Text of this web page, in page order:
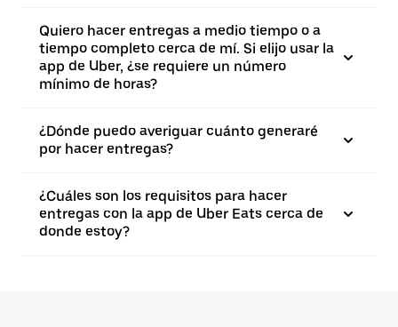
Quiero hacer entregas a medio tiempo o a
tiempo completo cerca de mí. Si elijo usar la
app de Uber, ¿se requiere un número
mínimo de horas?
¿Dónde puedo averiguar cuánto generaré
por hacer entregas?
¿Cuáles son los requisitos para hacer
entregas con la app de Uber Eats cerca de
donde estoy?